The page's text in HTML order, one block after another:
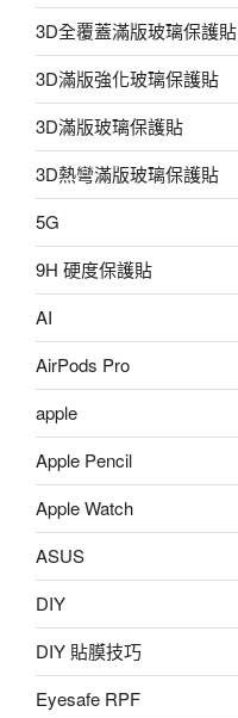
3D全覆蓋滿版玻璃保護貼
3D滿版強化玻璃保護貼
3D滿版玻璃保護貼
3D熱彎滿版玻璃保護貼
5G
9H 硬度保護貼
AI
AirPods Pro
apple
Apple Pencil
Apple Watch
ASUS
DIY
DIY 貼膜技巧
Eyesafe RPF